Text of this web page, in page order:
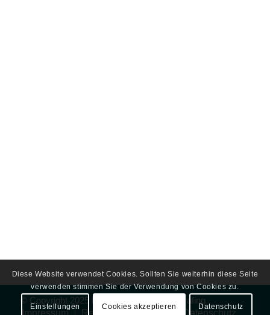
© Copyright 2025 by
Frauenarzt Praxis Grafing
Impressum
Rechtliche Hinweise Datenschutz
Diese Website verwendet Cookies. Sollten Sie weiterhin diese Seite
verwenden stimmen Sie der Verwendung von Cookies zu.
Einstellungen Cookies akzeptieren Datenschutz